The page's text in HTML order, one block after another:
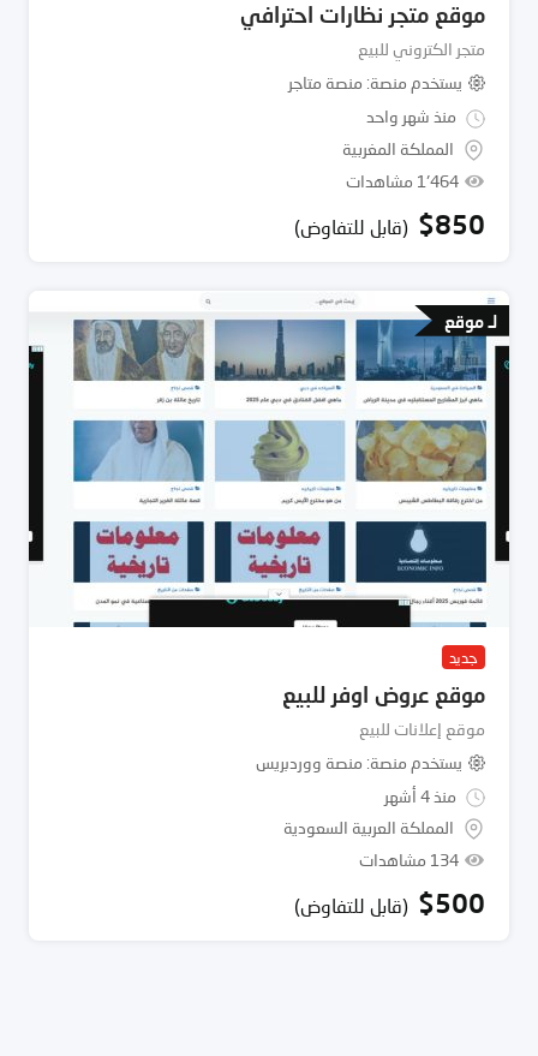
موقع متجر نظارات احترافي
متجر الكتروني للبيع
يستخدم منصة منصة متاجر
منذ شهر واحد
المملكة المغربية
1٬464 مشاهدات
$850 (قابل للتفاوض)
لـ موقع
جديد
موقع عروض اوفر للبيع
موقع إعلانات للبيع
يستخدم منصة منصة ووردبريس
منذ 4 أشهر
المملكة العربية السعودية
134 مشاهدات
$500 (قابل للتفاوض)